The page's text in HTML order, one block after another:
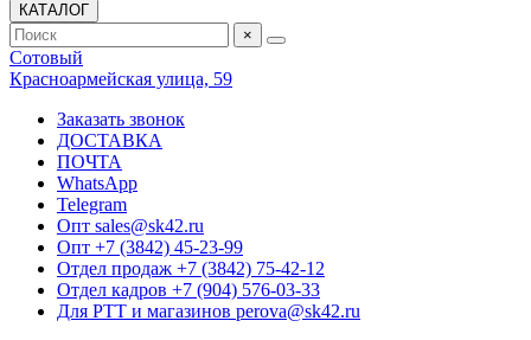
КАТАЛОГ
×
Сотовый
Красноармейская улица, 59
Заказать звонок
ДОСТАВКА
ПОЧТА
WhatsApp
Telegram
Опт sales@sk42.ru
Опт +7 (3842) 45-23-99
Отдел продаж +7 (3842) 75-42-12
Отдел кадров +7 (904) 576-03-33
Для РТТ и магазинов perova@sk42.ru